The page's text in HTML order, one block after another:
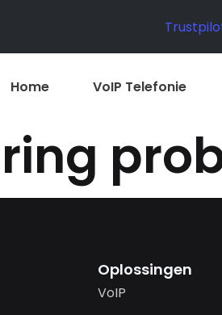
Home VoIP Telefonie
Oplossingen
VoIP